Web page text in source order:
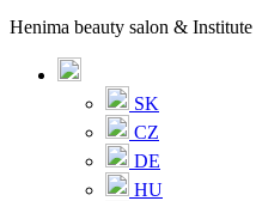
Henima beauty salon & Institute
SK
CZ
DE
HU